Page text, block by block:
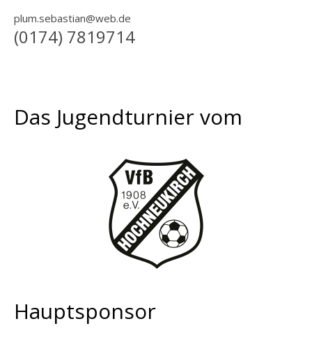
plum.sebastian@web.de
(0174) 7819714
Das Jugendturnier vom
Hauptsponsor